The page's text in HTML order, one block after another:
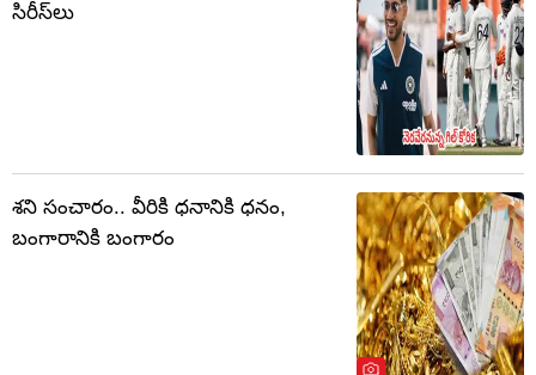
సిరీస్‌లు
శని సంచారం.. వీరికి ధనానికి ధనం,
బంగారానికి బంగారం